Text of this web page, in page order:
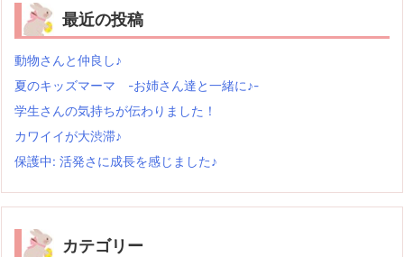
最近の投稿
動物さんと仲良し♪
夏のキッズマーマ -お姉さん達と一緒に♪-
学生さんの気持ちが伝わりました！
カワイイが大渋滞♪
保護中: 活発さに成長を感じました♪
カテゴリー